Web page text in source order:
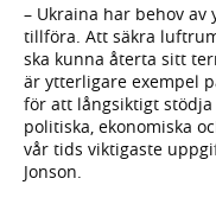
– Ukraina har behov
tillföra. Att säkra
ska kunna återta sitt
är ytterligare exempel
för att långsiktigt
politiska, ekonomiska
vår tids viktigaste
Jonson.